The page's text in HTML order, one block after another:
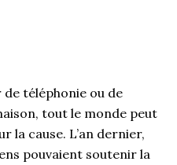
téléphonie ou de
tout le monde peut
la cause. L’an dernier,
pouvaient soutenir la